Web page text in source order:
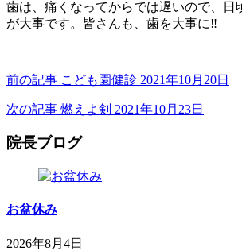
歯は、痛くなってからでは遅いので、日
が大事です。皆さんも、歯を大事に‼️
前の記事 こども園健診 2021年10月20日
次の記事 燃えよ剣 2021年10月23日
院長ブログ
お盆休み
2026年8月4日